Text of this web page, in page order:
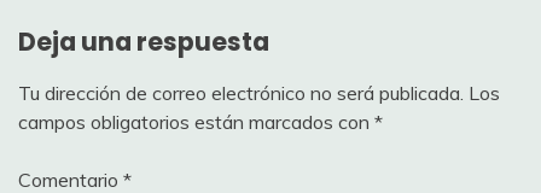
Deja una respuesta
Tu dirección de correo electrónico no será publicada. Los
campos obligatorios están marcados con *
Comentario *